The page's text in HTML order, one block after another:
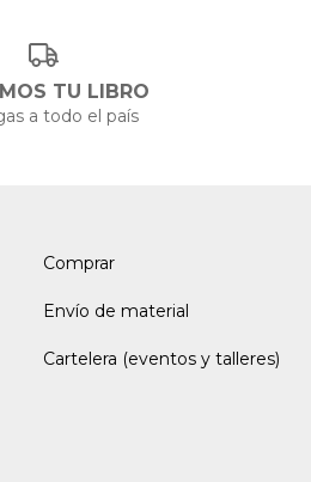
TU LIBRO
a todo el país
Comprar
Envío de material
Cartelera (eventos y talleres)